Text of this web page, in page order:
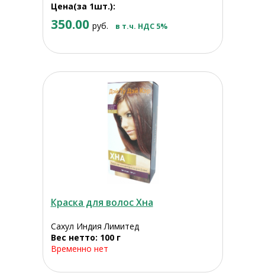
Цена(за 1шт.):
350.00 руб. в т.ч. НДС 5%
Краска для волос Хна
Сахул Индия Лимитед
Вес нетто: 100 г
Временно нет